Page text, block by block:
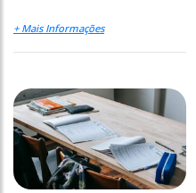
+ Mais Informações